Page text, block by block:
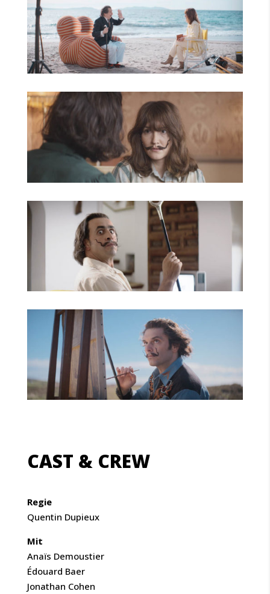
CAST & CREW
Regie
Quentin Dupieux
Mit
Anaïs Demoustier
Édouard Baer
Jonathan Cohen